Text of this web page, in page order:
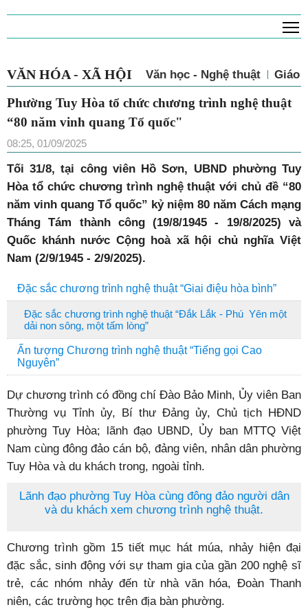
VĂN HÓA - XÃ HỘI Văn học - Nghệ thuật Giáo
Phường Tuy Hòa tổ chức chương trình nghệ thuật
“80 năm vinh quang Tổ quốc"
08:25, 01/09/2025
Tối 31/8, tại công viên Hồ Sơn, UBND phường Tuy
Hòa tổ chức chương trình nghệ thuật với chủ đề “80
năm vinh quang Tổ quốc” kỷ niệm 80 năm Cách mạng
Tháng Tám thành công (19/8/1945 - 19/8/2025) và
Quốc khánh nước Cộng hoà xã hội chủ nghĩa Việt
Nam (2/9/1945 - 2/9/2025).
Đặc sắc chương trình nghệ thuật “Giai điệu hòa bình”
Đặc sắc chương trình nghệ thuật “Đắk Lắk - Phú Yên một
dải non sông, một tấm lòng”
Ấn tượng Chương trình nghệ thuật “Tiếng gọi Cao
Nguyên”
Dự chương trình có đồng chí Đào Bảo Minh, Ủy viên Ban
Thường vụ Tỉnh ủy, Bí thư Đảng ủy, Chủ tịch HĐND
phường Tuy Hòa; lãnh đạo UBND, Ủy ban MTTQ Việt
Nam cùng đông đảo cán bộ, đảng viên, nhân dân phường
Tuy Hòa và du khách trong, ngoài tỉnh.
Lãnh đạo phường Tuy Hòa cùng đông đảo người dân
và du khách xem chương trình nghệ thuật.
Chương trình gồm 15 tiết mục hát múa, nhảy hiện đại
đặc sắc, sinh động với sự tham gia của gần 200 nghệ sĩ
trẻ, các nhóm nhảy đến từ nhà văn hóa, Đoàn Thanh
niên, các trường học trên địa bàn phường.